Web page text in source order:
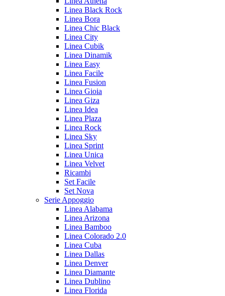
Linea Black Rock
Linea Bora
Linea Chic Black
Linea City
Linea Cubik
Linea Dinamik
Linea Easy
Linea Facile
Linea Fusion
Linea Gioia
Linea Giza
Linea Idea
Linea Plaza
Linea Rock
Linea Sky
Linea Sprint
Linea Unica
Linea Velvet
Ricambi
Set Facile
Set Nova
Serie Appoggio
Linea Alabama
Linea Arizona
Linea Bamboo
Linea Colorado 2.0
Linea Cuba
Linea Dallas
Linea Denver
Linea Diamante
Linea Dublino
Linea Florida